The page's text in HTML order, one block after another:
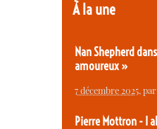
À la une
Nan Shepherd
amoureux »
7 décembre 2025, par
Pierre Mottron - I